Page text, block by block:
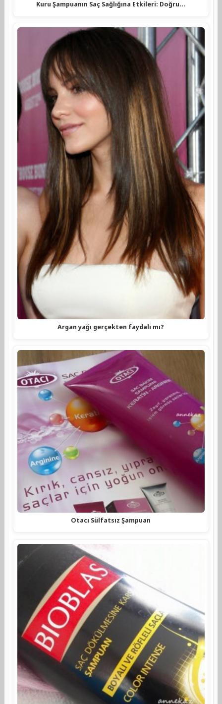
Kuru Şampuanın Saç Sağlığına Etkileri: Doğru…
Argan yağı gerçekten faydalı mı?
Otacı Sülfatsız Şampuan